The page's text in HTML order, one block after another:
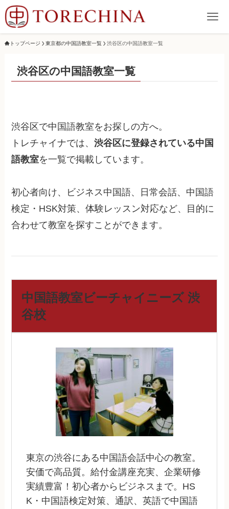
トップページ 東京都の中国語教室一覧 渋谷区の中国語教室一覧
渋谷区の中国語教室一覧
渋谷区で中国語教室をお探しの方へ。
トレチャイナでは、渋谷区に登録されている中国
語教室を一覧で掲載しています。
初心者向け、ビジネス中国語、日常会話、中国語
検定・HSK対策、体験レッスン対応など、目的に
合わせて教室を探すことができます。
中国語教室ビーチャイニーズ 渋
谷校
東京の渋谷にある中国語会話中心の教室。
安価で高品質。給付金講座充実、企業研修
実績豊富！初心者からビジネスまで。HS
K・中国語検定対策、通訳、英語で中国語